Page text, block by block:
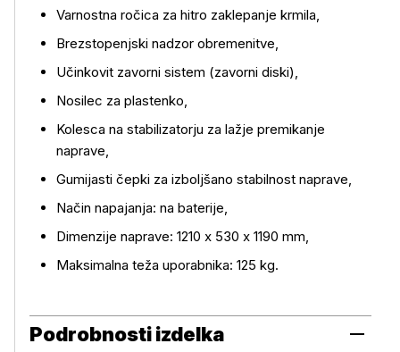
Varnostna ročica za hitro zaklepanje krmila,
Brezstopenjski nadzor obremenitve,
Učinkovit zavorni sistem (zavorni diski),
Nosilec za plastenko,
Kolesca na stabilizatorju za lažje premikanje
naprave,
Gumijasti čepki za izboljšano stabilnost naprave,
Način napajanja: na baterije,
Dimenzije naprave: 1210 x 530 x 1190 mm,
Maksimalna teža uporabnika: 125 kg.
Podrobnosti izdelka